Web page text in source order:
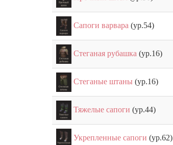
Сапоги варвара (ур.54)
Стеганая рубашка (ур.16)
Стеганые штаны (ур.16)
Тяжелые сапоги (ур.44)
Укрепленные сапоги (ур.62)